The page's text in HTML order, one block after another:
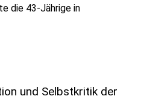
die 43-Jährige in
und Selbstkritik der